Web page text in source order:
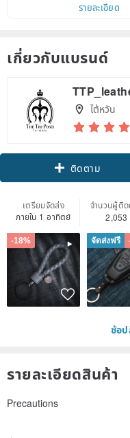
รายละเอียด
เกี่ยวกับแบรนด์
ไต้หวัน
ติดตาม
เตรียมจัดส่ง
ภายใน 1 อาทิตย์
จำนวนผู้ติ
2,053
-18% จัดส่งฟรี
ช้อ
รายละเอียดสินค้า
Precautions